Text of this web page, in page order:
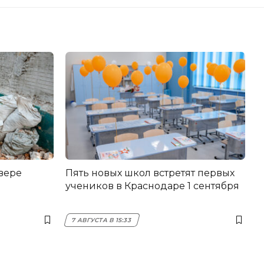
Пять новых школ встретят первых
учеников в Краснодаре 1 сентября
7 АВГУСТА В 15:33